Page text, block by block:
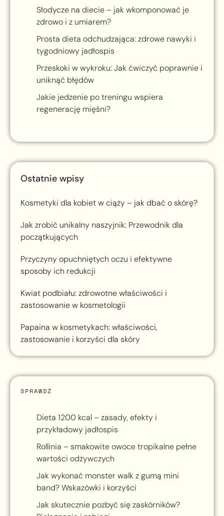
Słodycze na diecie – jak wkomponować je
zdrowo i z umiarem?
Prosta dieta odchudzająca: zdrowe nawyki i
tygodniowy jadłospis
Przeskoki w wykroku: Jak ćwiczyć poprawnie i
uniknąć błędów
Jakie jedzenie po treningu wspiera
regenerację mięśni?
Ostatnie wpisy
Kosmetyki dla kobiet w ciąży – jak dbać o skórę?
Jak zrobić unikalny naszyjnik: Przewodnik dla
początkujących
Przyczyny opuchniętych oczu i efektywne
sposoby ich redukcji
Kwiat podbiału: zdrowotne właściwości i
zastosowanie w kosmetologii
Papaina w kosmetykach: właściwości,
zastosowanie i korzyści dla skóry
SPRAWDŹ
Dieta 1200 kcal – zasady, efekty i
przykładowy jadłospis
Rollinia – smakowite owoce tropikalne pełne
wartości odżywczych
Jak wykonać monster walk z gumą mini
band? Wskazówki i korzyści
Jak skutecznie pozbyć się zaskórników?